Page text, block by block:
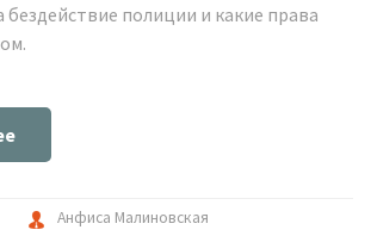
бездействие полиции и какие права
Анфиса Малиновская